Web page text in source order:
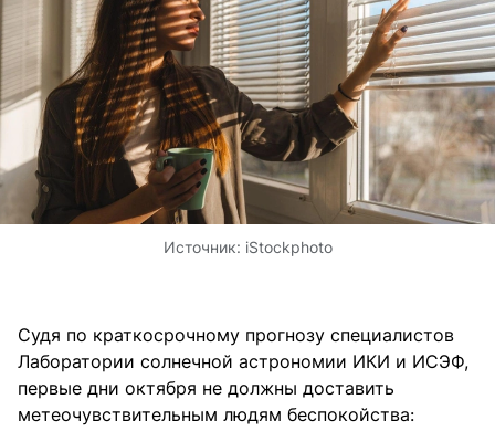
Источник: iStockphoto
Судя по краткосрочному прогнозу специалистов
Лаборатории солнечной астрономии ИКИ и ИСЭФ,
первые дни октября не должны доставить
метеочувствительным людям беспокойства: